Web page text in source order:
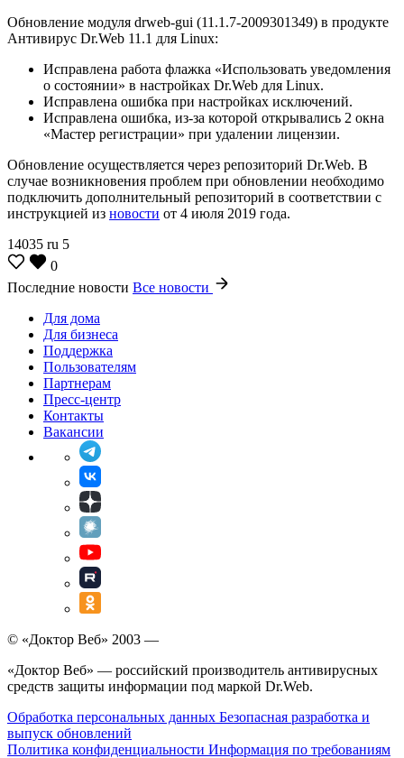
Обновление модуля drweb-gui (11.1.7-2009301349) в продукте
Антивирус Dr.Web 11.1 для Linux:
Исправлена работа флажка «Использовать уведомления
о состоянии» в настройках Dr.Web для Linux.
Исправлена ошибка при настройках исключений.
Исправлена ошибка, из-за которой открывались 2 окна
«Мастер регистрации» при удалении лицензии.
Обновление осуществляется через репозиторий Dr.Web. В
случае возникновения проблем при обновлении необходимо
подключить дополнительный репозиторий в соответствии с
инструкцией из новости от 4 июля 2019 года.
14035 ru 5
0
Последние новости Все новости
Для дома
Для бизнеса
Поддержка
Пользователям
Партнерам
Пресс-центр
Контакты
Вакансии
© «Доктор Веб» 2003 —
«Доктор Веб» — российский производитель антивирусных
средств защиты информации под маркой Dr.Web.
Обработка персональных данных Безопасная разработка и
выпуск обновлений
Политика конфиденциальности Информация по требованиям